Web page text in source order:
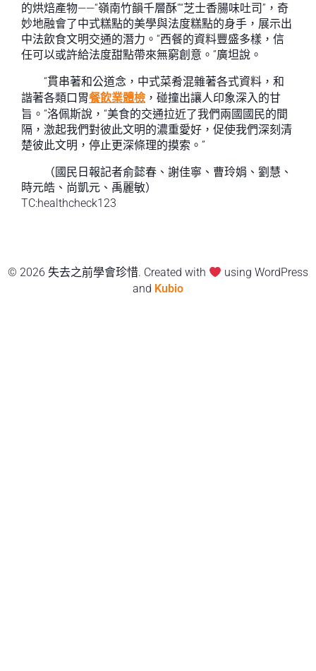
的烘焙產物——“嶺南竹韻千層酥”“芝士香腸味吐司”，奇
妙地融會了中式糕點的美學與法度糕點的身手，展示出
中法飲食文明交通的潛力。“西餐的資料豐盛多樣，信
任可以或許給法度甜點帶來無窮創意。”廣坦說。
“貫串著和公道念，中式菜肴混雜著各式資料，和
諧著各類口胃餐飲業體檢 ，碰撞出讓人印象深入的甘
旨。”洛佩斯說，“美食的交通拉近了我們兩國國民的間
隔，激起我們對彼此文明的濃重愛好，促使我們深刻清
楚彼此文明，停止更深條理的摸索。”
（國民日報記者俞懿春、謝佳寧、曹玲娟、劉慧、
時元皓、尚凱元、禹麗敏）
TC:healthcheck123
© 2026 失去之前學會珍惜. Created with
using WordPress
and Kubio